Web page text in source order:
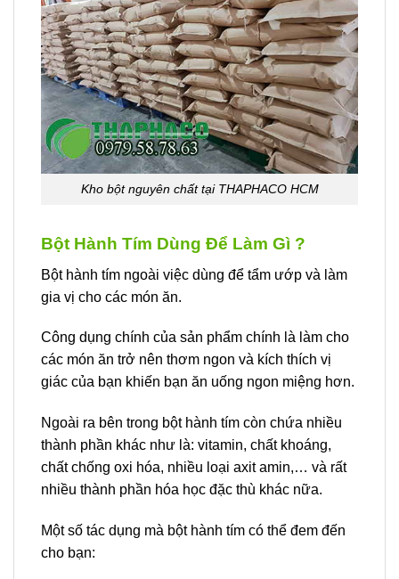
Kho bột nguyên chất tại THAPHACO HCM
Bột Hành Tím Dùng Để Làm Gì ?
Bột hành tím ngoài việc dùng để tẩm ướp và làm
gia vị cho các món ăn.
Công dụng chính của sản phẩm chính là làm cho
các món ăn trở nên thơm ngon và kích thích vị
giác của bạn khiến bạn ăn uống ngon miệng hơn.
Ngoài ra bên trong bột hành tím còn chứa nhiều
thành phần khác như là: vitamin, chất khoáng,
chất chống oxi hóa, nhiều loại axit amin,… và rất
nhiều thành phần hóa học đặc thù khác nữa.
Một số tác dụng mà bột hành tím có thể đem đến
cho bạn: